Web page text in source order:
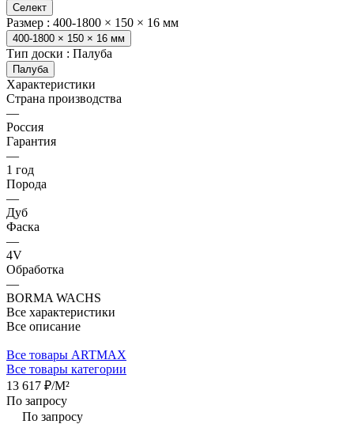
Селект
Размер : 400-1800 × 150 × 16 мм
400-1800 × 150 × 16 мм
Тип доски : Палуба
Палуба
Характеристики
Страна производства
—
Россия
Гарантия
—
1 год
Порода
—
Дуб
Фаска
—
4V
Обработка
—
BORMA WACHS
Все характеристики
Все описание
Все товары ARTMAX
Все товары категории
13 617 ₽/M²
По запросу
По запросу